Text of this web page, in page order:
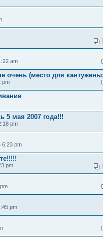
am
очень (место для
pm
5 мая 2007 года!!!
pm
6:23 pm
pm
pm